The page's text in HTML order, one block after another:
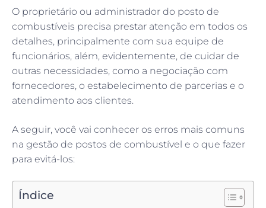
O proprietário ou administrador do posto de
combustíveis precisa prestar atenção em todos os
detalhes, principalmente com sua equipe de
funcionários, além, evidentemente, de cuidar de
outras necessidades, como a negociação com
fornecedores, o estabelecimento de parcerias e o
atendimento aos clientes.
A seguir, você vai conhecer os erros mais comuns
na gestão de postos de combustível e o que fazer
para evitá-los:
Índice